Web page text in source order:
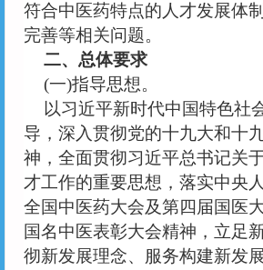
符合中医药特点的人才发展体
完善等相关问题。
二、总体要求
(一)指导思想。
以习近平新时代中国特色社
导，深入贯彻党的十九大和十
神，全面贯彻习近平总书记关
才工作的重要思想，落实中央
全国中医药大会及第四届国医
国名中医表彰大会精神，立足
彻新发展理念、服务构建新发